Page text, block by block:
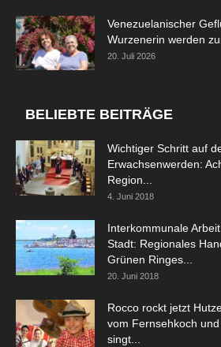
Venezuelanischer
Wurzenerin werden
20. Juli 2026
BELIEBTE BEITRÄGE
Wichtiger Schritt auf
Erwachsenwerden:
Region...
4. Juni 2018
Interkommunale
Stadt: Regionales
Grünen Ringes...
20. Juni 2018
Rocco rockt jetzt
vom Fernsehkoch
singt...